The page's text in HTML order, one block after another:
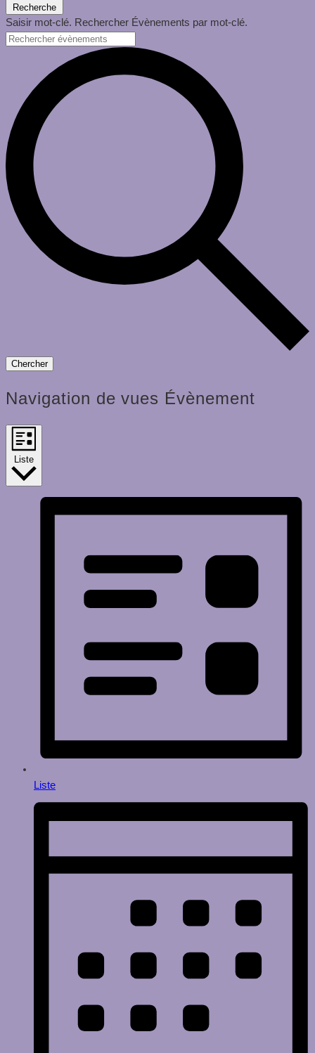
Recherche
Saisir mot-clé. Rechercher Évènements par mot-clé.
Chercher
Navigation de vues Évènement
Liste
Liste